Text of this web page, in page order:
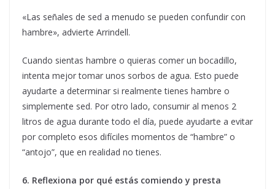
«Las señales de sed a menudo se pueden confundir con
hambre», advierte Arrindell.
Cuando sientas hambre o quieras comer un bocadillo,
intenta mejor tomar unos sorbos de agua. Esto puede
ayudarte a determinar si realmente tienes hambre o
simplemente sed. Por otro lado, consumir al menos 2
litros de agua durante todo el día, puede ayudarte a evitar
por completo esos difíciles momentos de “hambre” o
“antojo”, que en realidad no tienes.
6. Reflexiona por qué estás comiendo y presta